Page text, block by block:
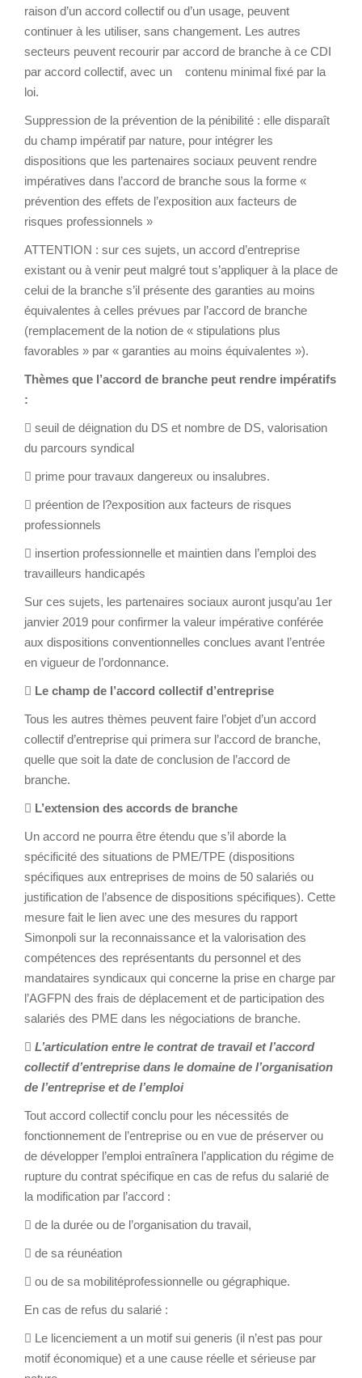
raison d’un accord collectif ou d’un usage, peuvent
continuer à les utiliser, sans changement. Les autres
secteurs peuvent recourir par accord de branche à ce CDI
par accord collectif, avec un contenu minimal fixé par la
loi.
Suppression de la prévention de la pénibilité : elle disparaît
du champ impératif par nature, pour intégrer les
dispositions que les partenaires sociaux peuvent rendre
impératives dans l’accord de branche sous la forme «
prévention des effets de l’exposition aux facteurs de
risques professionnels »
ATTENTION : sur ces sujets, un accord d’entreprise
existant ou à venir peut malgré tout s’appliquer à la place de
celui de la branche s’il présente des garanties au moins
équivalentes à celles prévues par l’accord de branche
(remplacement de la notion de « stipulations plus
favorables » par « garanties au moins équivalentes »).
Thèmes que l’accord de branche peut rendre impératifs
:
 seuil de déignation du DS et nombre de DS, valorisation
du parcours syndical
 prime pour travaux dangereux ou insalubres.
 préention de l?exposition aux facteurs de risques
professionnels
 insertion professionnelle et maintien dans l’emploi des
travailleurs handicapés
Sur ces sujets, les partenaires sociaux auront jusqu’au 1er
janvier 2019 pour confirmer la valeur impérative conférée
aux dispositions conventionnelles conclues avant l’entrée
en vigueur de l’ordonnance.
 Le champ de l’accord collectif d’entreprise
Tous les autres thèmes peuvent faire l’objet d’un accord
collectif d’entreprise qui primera sur l’accord de branche,
quelle que soit la date de conclusion de l’accord de
branche.
 L’extension des accords de branche
Un accord ne pourra être étendu que s’il aborde la
spécificité des situations de PME/TPE (dispositions
spécifiques aux entreprises de moins de 50 salariés ou
justification de l’absence de dispositions spécifiques). Cette
mesure fait le lien avec une des mesures du rapport
Simonpoli sur la reconnaissance et la valorisation des
compétences des représentants du personnel et des
mandataires syndicaux qui concerne la prise en charge par
l’AGFPN des frais de déplacement et de participation des
salariés des PME dans les négociations de branche.
 L’articulation entre le contrat de travail et l’accord
collectif d’entreprise dans le domaine de l’organisation
de l’entreprise et de l’emploi
Tout accord collectif conclu pour les nécessités de
fonctionnement de l’entreprise ou en vue de préserver ou
de développer l’emploi entraînera l’application du régime de
rupture du contrat spécifique en cas de refus du salarié de
la modification par l’accord :
 de la durée ou de l’organisation du travail,
 de sa réunéation
 ou de sa mobilitéprofessionnelle ou gégraphique.
En cas de refus du salarié :
 Le licenciement a un motif sui generis (il n’est pas pour
motif économique) et a une cause réelle et sérieuse par